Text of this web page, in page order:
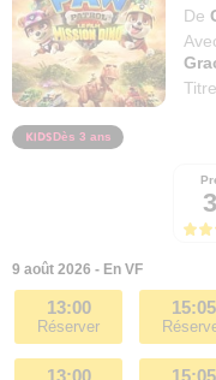
De
Dès 3 ans
9 août 2026 - En VF
13:00
Réserver
15:05